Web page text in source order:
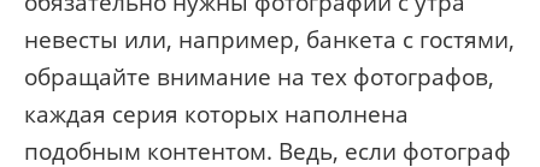
невесты или, например, банкета с гостями,
обращайте внимание на тех фотографов,
каждая серия которых наполнена
подобным контентом. Ведь, если фотограф